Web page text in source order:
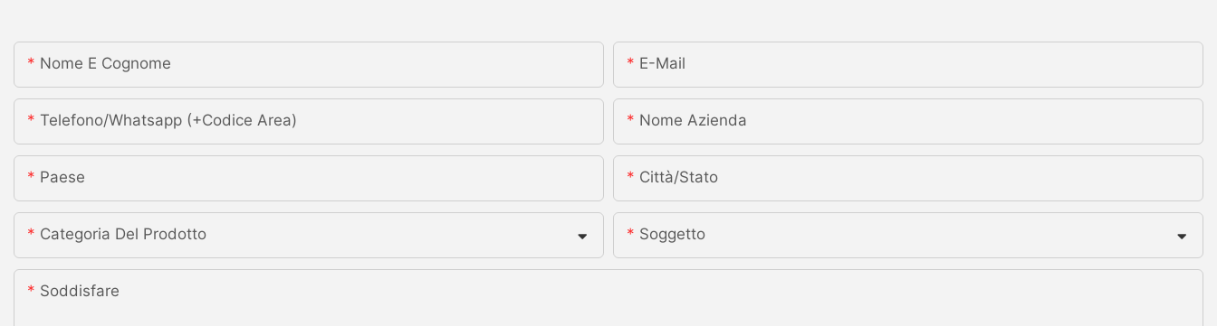
Nome E Cognome E-Mail
Telefono/whatsapp (+codice Area) Nome Azienda
Paese Città/stato
Categoria Del Prodotto Soggetto
Soddisfare